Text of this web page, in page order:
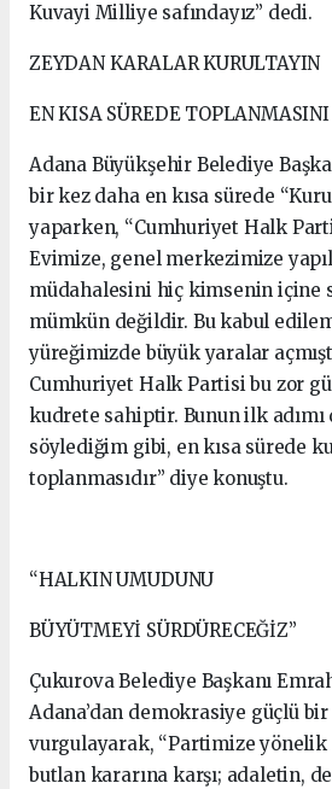
Kuvayi Milliye safındayız” dedi.
ZEYDAN KARALAR KURULTAYIN
EN KISA SÜREDE
Adana Büyükşehir Belediye
bir kez daha en kısa sürede
yaparken, “Cumhuriyet Halk
Evimize, genel merkezimize
müdahalesini hiç kimsenin içine
mümkün değildir. Bu kabul
yüreğimizde büyük yaralar
Cumhuriyet Halk Partisi bu zor
kudrete sahiptir. Bunun ilk adımı
söylediğim gibi, en kısa sürede
toplanmasıdır” diye konuştu.
“HALKIN UMUDUNU
BÜYÜTMEYİ SÜRDÜRECEĞİZ”
Çukurova Belediye Başkanı
Adana’dan demokrasiye güçlü
vurgulayarak, “Partimize
butlan kararına karşı; adaletin,